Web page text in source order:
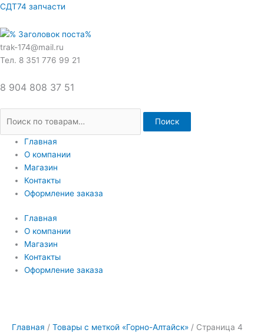
Перейти
содержимому
СДТ74 запчасти
trak-174@mail.ru
Тел. 8 351 776 99 21
8 904 808 37 51
Искать:
Поиск
Главная
О компании
Магазин
Контакты
Оформление заказа
Главная
О компании
Магазин
Контакты
Оформление заказа
Главная / Товары с меткой «Горно-Алтайск» / Страница 4